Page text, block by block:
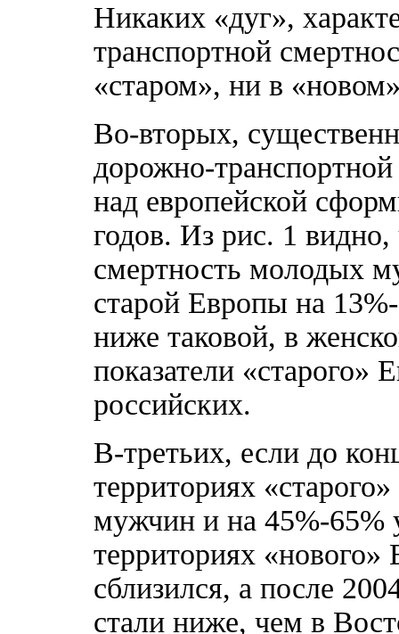
Никаких «дуг»,
транспортной
«старом», ни в
Во-вторых,
дорожно-
над европейской
годов. Из рис. 1
смертность молодых
старой Европы на
ниже таковой, в
показатели
российских.
В-третьих, если до
территориях
мужчин и на 45%-65%
территориях «нового»
сблизился, а после
стали ниже, чем в